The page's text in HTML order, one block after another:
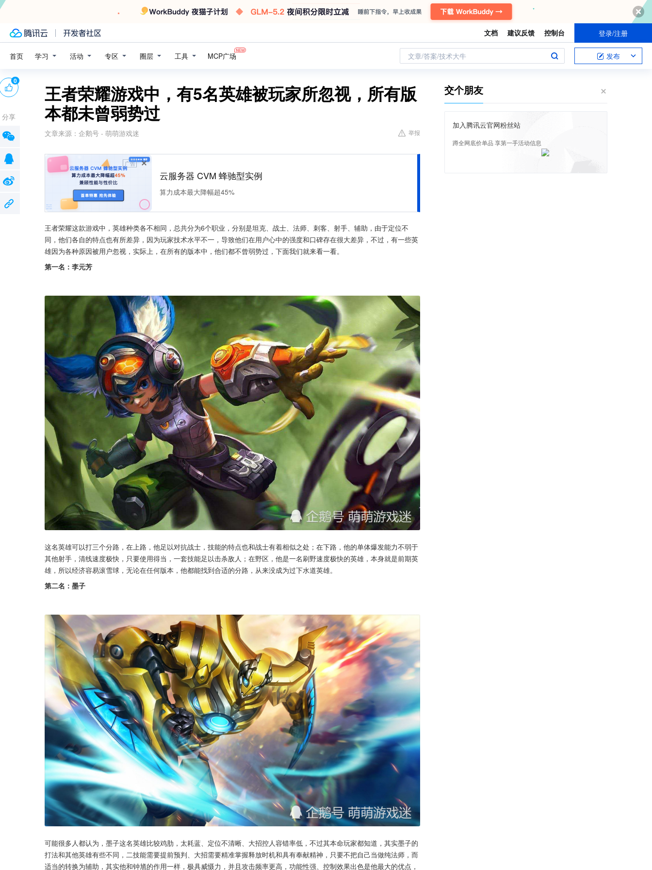
文档 建议反馈 控制台 登录/注册
首页 学习 活动 专区 圈层 工具 MCP广场 文章/答案/技术大牛 发布
王者荣耀游戏中，有5名英雄被玩家所忽视，所有版
本都未曾弱势过
文章来源： 企鹅号 - 萌萌游戏迷 举报
广告
云服务器 CVM 蜂驰型实例
算力成本最大降幅超45%
王者荣耀这款游戏中，英雄种类各不相同，总共分为6个职业，分别是坦克、战士、法师、刺客、射手、辅助，由于定位不
同，他们各自的特点也有所差异，因为玩家技术水平不一，导致他们在用户心中的强度和口碑存在很大差异，不过，有一些英
雄因为各种原因被用户忽视，实际上，在所有的版本中，他们都不曾弱势过，下面我们就来看一看。
第一名：李元芳
这名英雄可以打三个分路，在上路，他足以对抗战士，技能的特点也和战士有着相似之处；在下路，他的单体爆发能力不弱于
其他射手，清线速度极快，只要使用得当，一套技能足以击杀敌人；在野区，他是一名刷野速度极快的英雄，本身就是前期英
雄，所以经济容易滚雪球，无论在任何版本，他都能找到合适的分路，从来没成为过下水道英雄。
第二名：墨子
可能很多人都认为，墨子这名英雄比较鸡肋，太耗蓝、定位不清晰、大招控人容错率低，不过其本命玩家都知道，其实墨子的
打法和其他英雄有些不同，二技能需要提前预判、大招需要精准掌握释放时机和具有奉献精神，只要不把自己当做纯法师，而
适当的转换为辅助，其实他和钟馗的作用一样，极具威慑力，并且攻击频率更高，功能性强、控制效果出色是他最大的优点，
0
分享
交个朋友
加入腾讯云官网粉丝站
蹲全网底价单品 享第一手活动信息